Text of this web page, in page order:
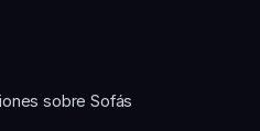
sobre Sofás